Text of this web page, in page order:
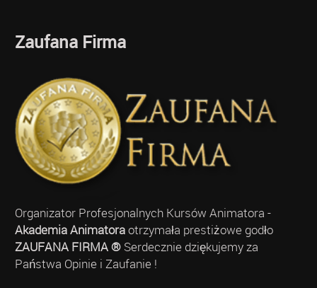
Zaufana Firma
Organizator Profesjonalnych Kursów Animatora -
Akademia Animatoraotrzymała prestiżowe godło
ZAUFANA FIRMA ®Serdecznie dziękujemy za
Państwa Opinie i Zaufanie !